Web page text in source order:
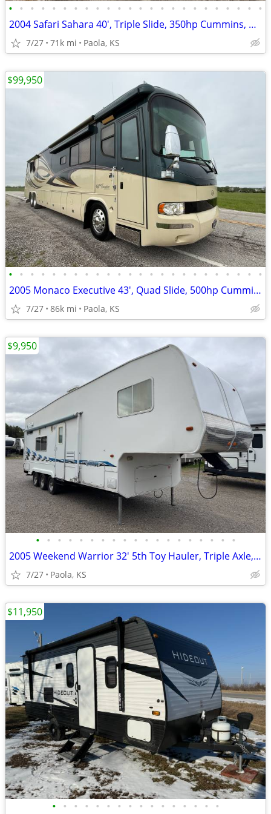
• • • • • • • • • • • • • • • • • • • • • • • •
2004 Safari Sahara 40', Triple Slide, 350hp Cummins, OBO
7/27 71k mi Paola, KS
• • • • • • • • • • • • • • • • • • • • • • • •
2005 Monaco Executive 43', Quad Slide, 500hp Cummins, OBO
7/27 86k mi Paola, KS
$99,950
• • • • • • • • • • • • • • • • • • •
2005 Weekend Warrior 32' 5th Toy Hauler, Triple Axle, OBO
7/27 Paola, KS
$9,950
• • • • • • • • • • • • • • • •
$11,950